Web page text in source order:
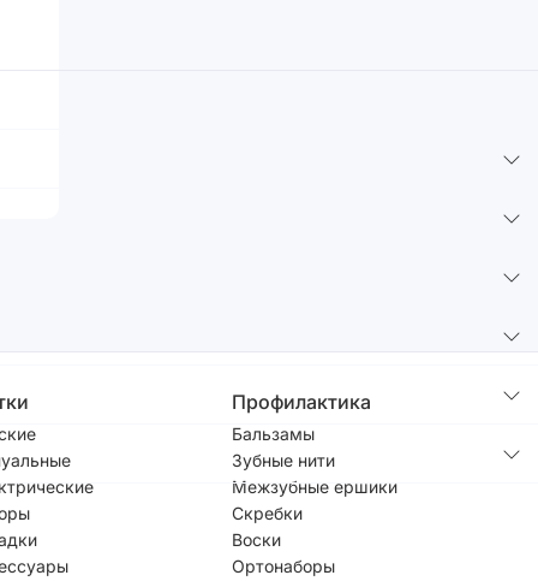
Профилактика
Бальзамы
Зубные нити
Межзубные ершики
Скребки
Воски
Ортонаборы